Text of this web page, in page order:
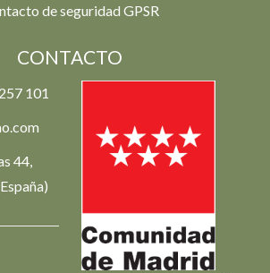
de seguridad GPSR
CONTACTO
101
44,